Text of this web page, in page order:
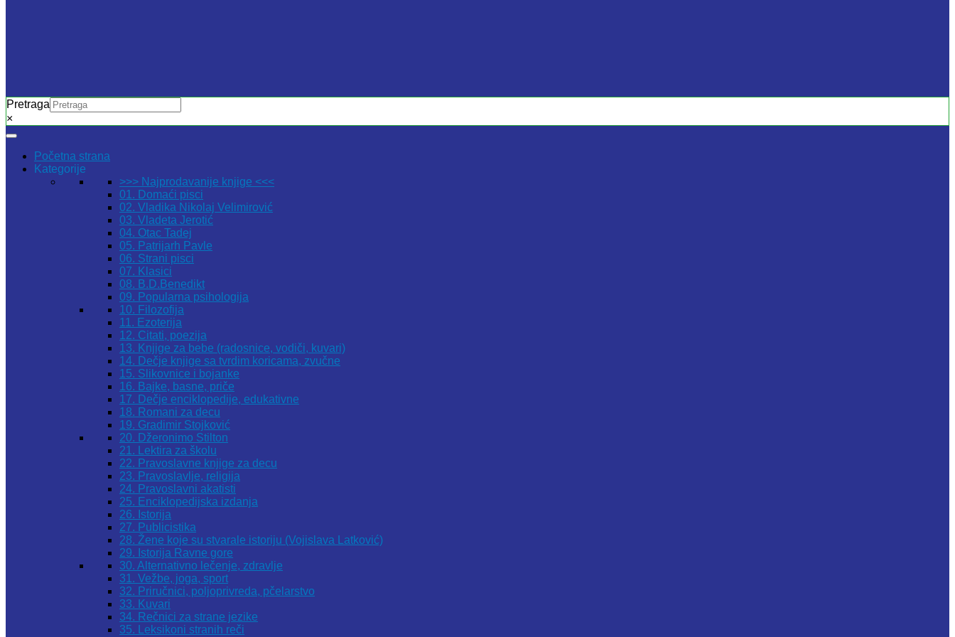
Pretraga
×
Početna strana
Kategorije
>>> Najprodavanije knjige <<<
01. Domaći pisci
02. Vladika Nikolaj Velimirović
03. Vladeta Jerotić
04. Otac Tadej
05. Patrijarh Pavle
06. Strani pisci
07. Klasici
08. B.D.Benedikt
09. Popularna psihologija
10. Filozofija
11. Ezoterija
12. Citati, poezija
13. Knjige za bebe (radosnice, vodiči, kuvari)
14. Dečje knjige sa tvrdim koricama, zvučne
15. Slikovnice i bojanke
16. Bajke, basne, priče
17. Dečje enciklopedije, edukativne
18. Romani za decu
19. Gradimir Stojković
20. Džeronimo Stilton
21. Lektira za školu
22. Pravoslavne knjige za decu
23. Pravoslavlje, religija
24. Pravoslavni akatisti
25. Enciklopedijska izdanja
26. Istorija
27. Publicistika
28. Žene koje su stvarale istoriju (Vojislava Latković)
29. Istorija Ravne gore
30. Alternativno lečenje, zdravlje
31. Vežbe, joga, sport
32. Priručnici, poljoprivreda, pčelarstvo
33. Kuvari
34. Rečnici za strane jezike
35. Leksikoni stranih reči